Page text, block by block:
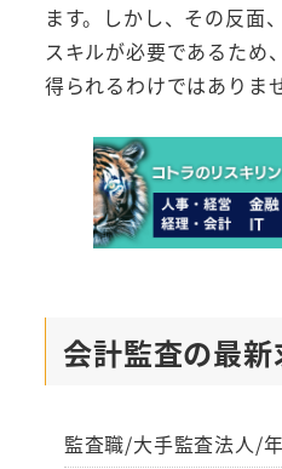
ます。しかし、その反面
スキルが必要であるため
得られるわけではありま
会計監査の最
監査職/大手監査法人/